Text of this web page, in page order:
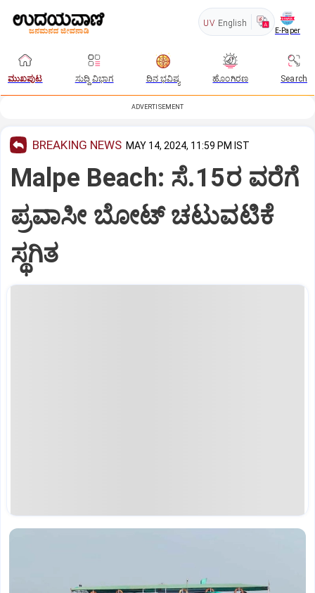
UV English
E-Paper
ಮುಖಪುಟ ಸುದ್ದಿ ವಿಭಾಗ ದಿನ ಭವಿಷ್ಯ ಹೊಂಗಿರಣ Search
ADVERTISEMENT
BREAKING NEWS MAY 14, 2024, 11:59 PM IST
Malpe Beach: ಸೆ.15ರ ವರೆಗೆ
ಪ್ರವಾಸೀ ಬೋಟ್‌ ಚಟುವಟಿಕೆ
ಸ್ಥಗಿತ